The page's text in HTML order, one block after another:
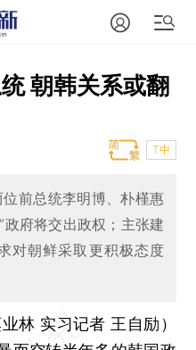
朝韩关系或翻
T中
前总统李明博、朴槿惠
政府将交出政权；主张建
对朝鲜采取更积极态度
林 实习记者 王自励）